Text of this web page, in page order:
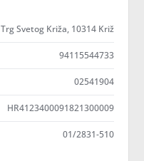
Trg Svetog Križa, 10314 Križ
94115544733
02541904
HR4123400091821300009
01/2831-510